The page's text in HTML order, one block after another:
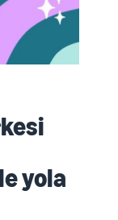
yola